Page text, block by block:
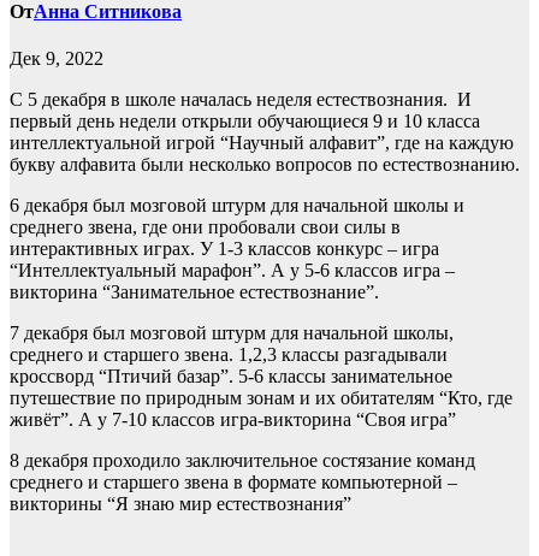
ОтАнна Ситникова
Дек 9, 2022
С 5 декабря в школе началась неделя естествознания. И
первый день недели открыли обучающиеся 9 и 10 класса
интеллектуальной игрой “Научный алфавит”, где на каждую
букву алфавита были несколько вопросов по естествознанию.
6 декабря был мозговой штурм для начальной школы и
среднего звена, где они пробовали свои силы в
интерактивных играх. У 1-3 классов конкурс – игра
“Интеллектуальный марафон”. А у 5-6 классов игра –
викторина “Занимательное естествознание”.
7 декабря был мозговой штурм для начальной школы,
среднего и старшего звена. 1,2,3 классы разгадывали
кроссворд “Птичий базар”. 5-6 классы занимательное
путешествие по природным зонам и их обитателям “Кто, где
живёт”. А у 7-10 классов игра-викторина “Своя игра”
8 декабря проходило заключительное состязание команд
среднего и старшего звена в формате компьютерной –
викторины “Я знаю мир естествознания”